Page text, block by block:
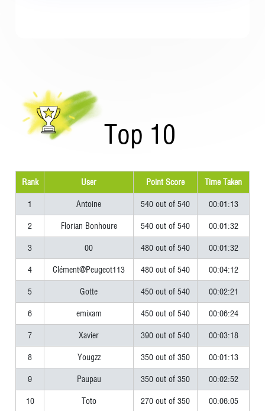
Top 10
Rank User Point Score Time Taken
1 Antoine 540 out of 540 00:01:13
2 Florian Bonhoure 540 out of 540 00:01:32
3 00 480 out of 540 00:01:32
4 Clément@Peugeot113 480 out of 540 00:04:12
5 Gotte 450 out of 540 00:02:21
6 emixam 450 out of 540 00:06:24
7 Xavier 390 out of 540 00:03:18
8 Yougzz 350 out of 350 00:01:13
9 Paupau 350 out of 350 00:02:52
10 Toto 270 out of 350 00:06:05